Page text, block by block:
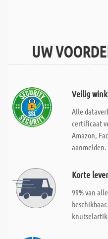
UW
Veilig
Alle
certificaat
Amazon,
aanmelden.
Korte
99% van